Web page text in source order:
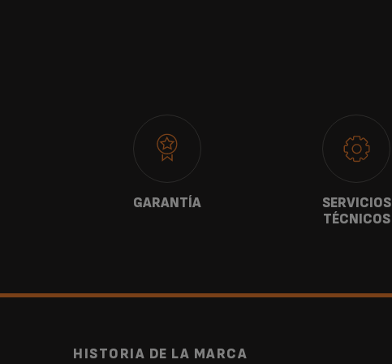
GARANTÍA
SERVICIOS
TÉCNICOS
HISTORIA DE LA MARCA